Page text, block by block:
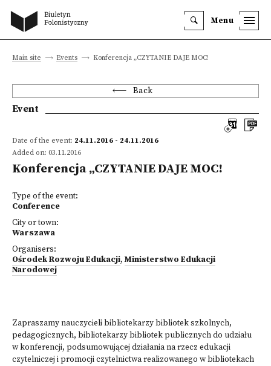
Menu
Main site Events Konferencja „CZYTANIE DAJE MOC!
Back
Event
Date of the event: 24.11.2016 - 24.11.2016
Added on: 03.11.2016
Konferencja „CZYTANIE DAJE MOC!
Type of the event:
Conference
City or town:
Warszawa
Organisers:
Ośrodek Rozwoju Edukacji,Ministerstwo Edukacji
Narodowej
Zapraszamy nauczycieli bibliotekarzy bibliotek szkolnych,
pedagogicznych, bibliotekarzy bibliotek publicznych do udziału
w konferencji, podsumowującej działania na rzecz edukacji
czytelniczej i promocji czytelnictwa realizowanego w bibliotekach